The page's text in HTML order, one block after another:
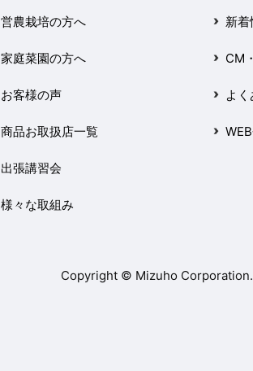
営農栽培の方へ
家庭菜園の方へ
お客様の声
商品お取扱店一覧
出張講習会
様々な取組み
新着
CM
よ
Copyright © Mizuho